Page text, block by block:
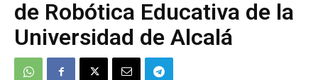
de Robótica Educativa de la
Universidad de Alcalá